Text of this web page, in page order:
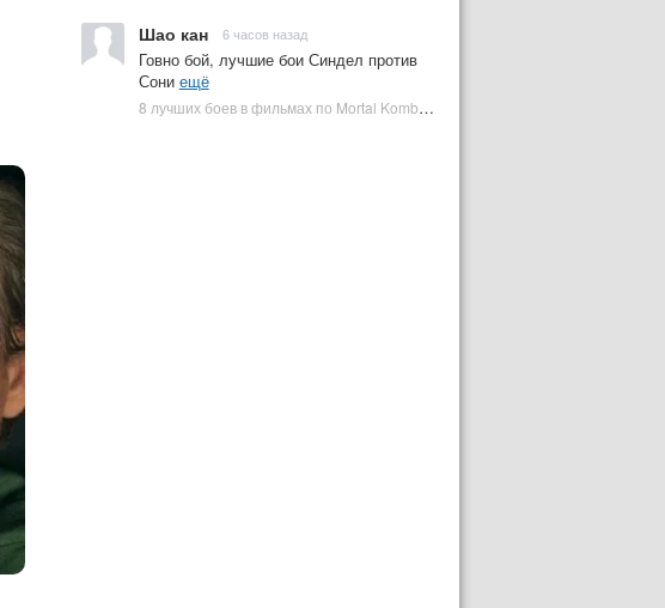
Шао кан 6 часов назад
Говно бой, лучшие бои Синдел против
Сони ещё
8 лучших боев в фильмах по Mortal Kombat: от «Смертельной битвы» до «Мортал Комбат 2» | Plugged In Ru